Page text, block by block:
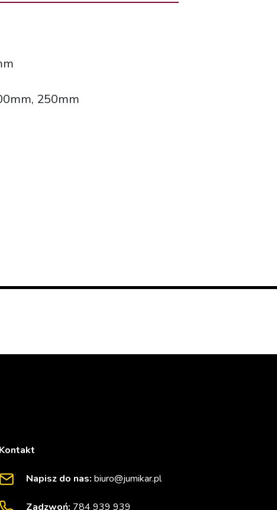
250mm
Kontakt
Napisz do nas: biuro@jumikar.pl
Zadzwoń: 784 939 939